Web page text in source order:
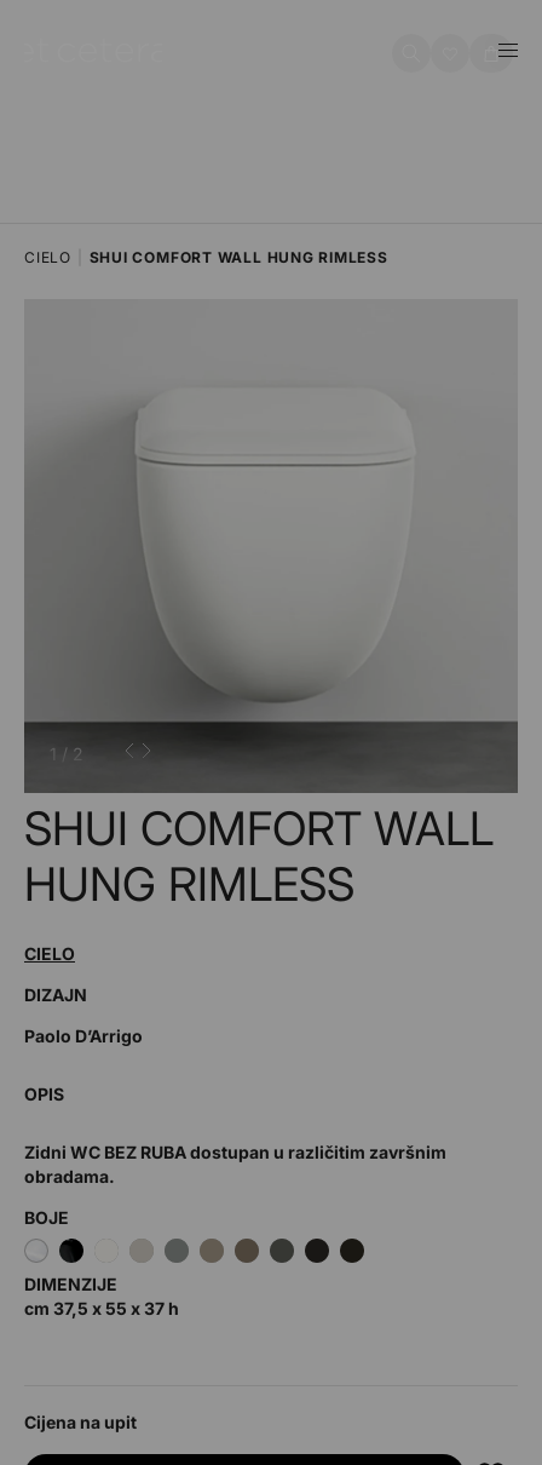
Košarica
CIELO SHUI COMFORT WALL HUNG RIMLESS
1 / 2
SHUI COMFORT WALL
HUNG RIMLESS
CIELO
DIZAJN
Paolo D’Arrigo
OPIS
Zidni WC BEZ RUBA dostupan u različitim završnim
obradama.
BOJE
DIMENZIJE
cm 37,5 x 55 x 37 h
Cijena na upit